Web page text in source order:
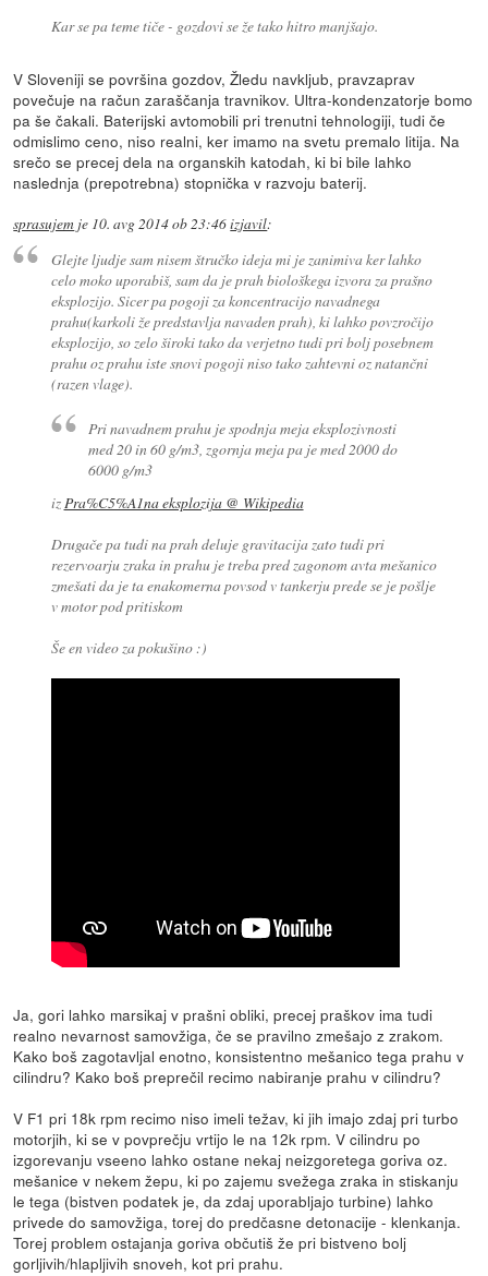
Kar se pa teme tiče - gozdovi se že tako hitro manjšajo.
V Sloveniji se površina gozdov, Žledu navkljub, pravzaprav
povečuje na račun zaraščanja travnikov. Ultra-kondenzatorje bomo
pa še čakali. Baterijski avtomobili pri trenutni tehnologiji, tudi če
odmislimo ceno, niso realni, ker imamo na svetu premalo litija. Na
srečo se precej dela na organskih katodah, ki bi bile lahko
naslednja (prepotrebna) stopnička v razvoju baterij.
sprasujem je 10. avg 2014 ob 23:46izjavil:
Glejte ljudje sam nisem štručko ideja mi je zanimiva ker lahko
celo moko uporabiš, sam da je prah biološkega izvora za prašno
eksplozijo. Sicer pa pogoji za koncentracijo navadnega
prahu(karkoli že predstavlja navaden prah), ki lahko povzročijo
eksplozijo, so zelo široki tako da verjetno tudi pri bolj posebnem
prahu oz prahu iste snovi pogoji niso tako zahtevni oz natančni
(razen vlage).
Pri navadnem prahu je spodnja meja eksplozivnosti
med 20 in 60 g/m3, zgornja meja pa je med 2000 do
6000 g/m3
izPra%C5%A1na eksplozija @ Wikipedia
Drugače pa tudi na prah deluje gravitacija zato tudi pri
rezervoarju zraka in prahu je treba pred zagonom avta mešanico
zmešati da je ta enakomerna povsod v tankerju prede se je pošlje
v motor pod pritiskom
Še en video za pokušino :)
Ja, gori lahko marsikaj v prašni obliki, precej praškov ima tudi
realno nevarnost samovžiga, če se pravilno zmešajo z zrakom.
Kako boš zagotavljal enotno, konsistentno mešanico tega prahu v
cilindru? Kako boš preprečil recimo nabiranje prahu v cilindru?
V F1 pri 18k rpm recimo niso imeli težav, ki jih imajo zdaj pri turbo
motorjih, ki se v povprečju vrtijo le na 12k rpm. V cilindru po
izgorevanju vseeno lahko ostane nekaj neizgoretega goriva oz.
mešanice v nekem žepu, ki po zajemu svežega zraka in stiskanju
le tega (bistven podatek je, da zdaj uporabljajo turbine) lahko
privede do samovžiga, torej do predčasne detonacije - klenkanja.
Torej problem ostajanja goriva občutiš že pri bistveno bolj
gorljivih/hlapljivih snoveh, kot pri prahu.